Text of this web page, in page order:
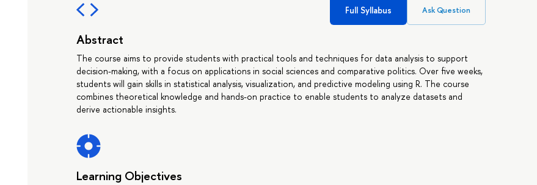
Full Syllabus Ask Question
Abstract
The course aims to provide students with practical tools and techniques for data analysis to support
decision-making, with a focus on applications in social sciences and comparative politics. Over five weeks,
students will gain skills in statistical analysis, visualization, and predictive modeling using R. The course
combines theoretical knowledge and hands-on practice to enable students to analyze datasets and
derive actionable insights.
Learning Objectives